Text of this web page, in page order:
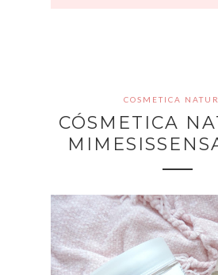
COSMETICA
CÓSMETICA